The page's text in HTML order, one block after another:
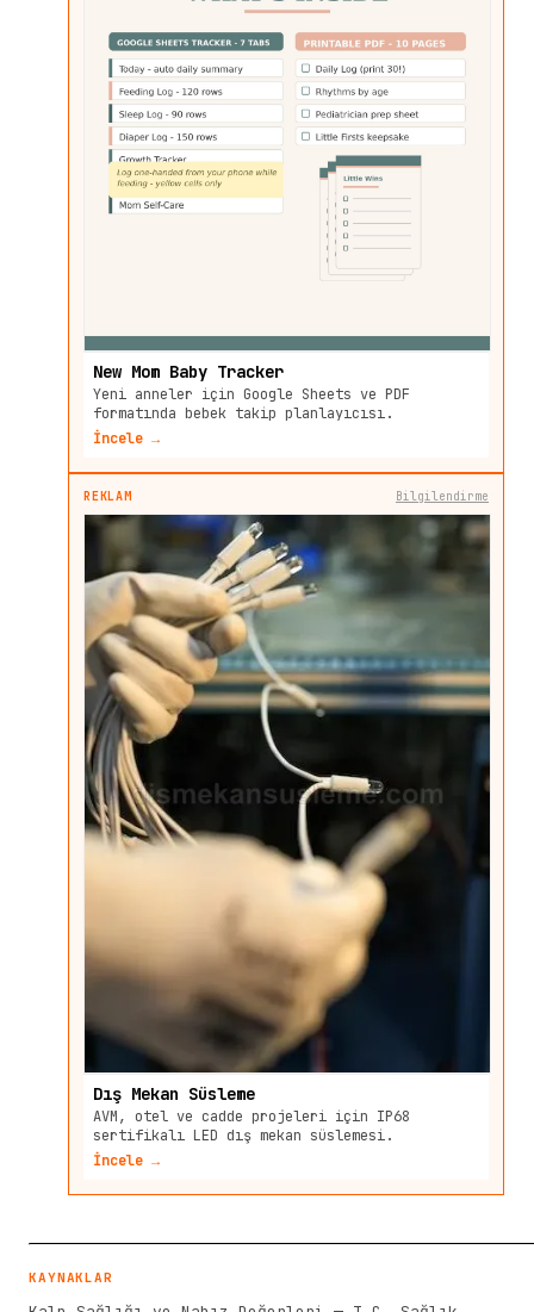
New Mom Baby Tracker
Yeni anneler için Google Sheets ve PDF
formatında bebek takip planlayıcısı.
İncele →
REKLAM Bilgilendirme
Dış Mekan Süsleme
AVM, otel ve cadde projeleri için IP68
sertifikalı LED dış mekan süslemesi.
İncele →
KAYNAKLAR